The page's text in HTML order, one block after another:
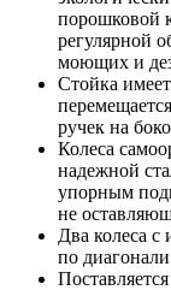
порошковой
регулярной
моющих и
Стойка
ручек на
Колеса
надежной
упорным
не
Два колеса
по диагонали